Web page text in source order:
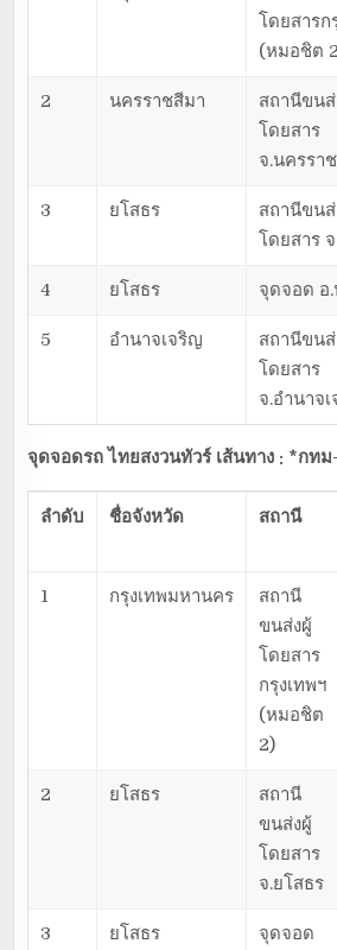
โดยสารก
(หมอชิต
2 นครราชสีมา
สถานีขนส่
โดยสาร
จ.นครรา
3 ยโสธร
สถานีขนส่
โดยสาร
4 ยโสธร จุดจอด อ
5 อำนาจเจริญ
สถานีขนส่
โดยสาร
จ.อำนาจ
จุดจอดรถ ไทยสงวนทัวร์ เส้นทาง : *กท
ลำดับ ชื่อจังหวัด สถานี
1 กรุงเทพมหานคร
สถานี
ขนส่งผู้
โดยสาร
กรุงเทพฯ
(หมอชิต
2)
2 ยโสธร
สถานี
ขนส่งผู้
โดยสาร
จ.ยโสธร
3 ยโสธร
จุดจอด